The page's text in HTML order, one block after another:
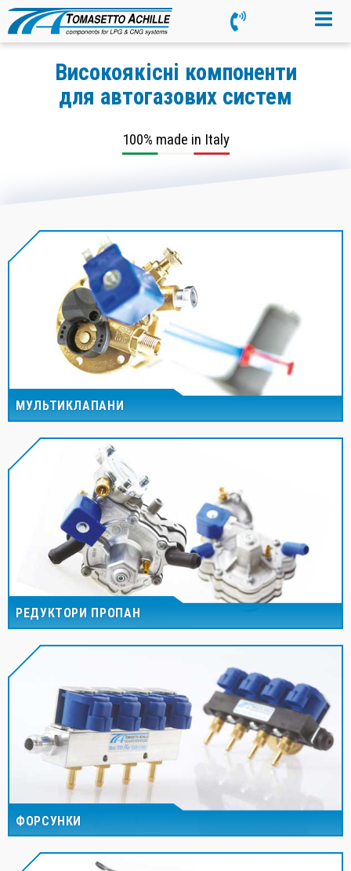
Високоякісні компоненти
для автогазових систем
100% made in Italy
МУЛЬТИКЛАПАНИ
РЕДУКТОРИ ПРОПАН
ФОРСУНКИ